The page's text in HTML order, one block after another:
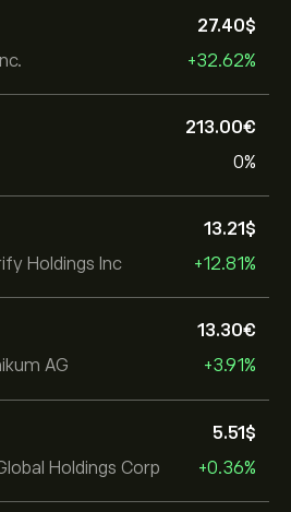
27.40‎$‎
+32.62%
213.00‎€‎
0%
Holdings Inc
13.21‎$‎
+12.81%
AG
13.30‎€‎
+3.91%
Holdings Corp
5.51‎$‎
+0.36%